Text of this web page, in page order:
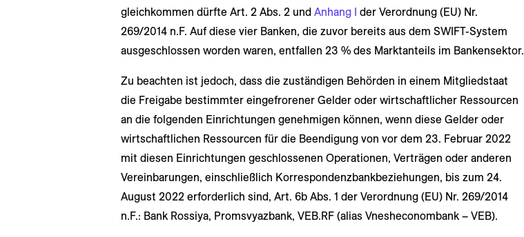
gleichkommen dürfte Art. 2 Abs. 2 und Anhang I der Verordnung (EU) Nr.
269/2014 n.F. Auf diese vier Banken, die zuvor bereits aus dem SWIFT-System
ausgeschlossen worden waren, entfallen 23 % des Marktanteils im Bankensektor.
Zu beachten ist jedoch, dass die zuständigen Behörden in einem Mitgliedstaat
die Freigabe bestimmter eingefrorener Gelder oder wirtschaftlicher Ressourcen
an die folgenden Einrichtungen genehmigen können, wenn diese Gelder oder
wirtschaftlichen Ressourcen für die Beendigung von vor dem 23. Februar 2022
mit diesen Einrichtungen geschlossenen Operationen, Verträgen oder anderen
Vereinbarungen, einschließlich Korrespondenzbankbeziehungen, bis zum 24.
August 2022 erforderlich sind, Art. 6b Abs. 1 der Verordnung (EU) Nr. 269/2014
n.F.: Bank Rossiya, Promsvyazbank, VEB.RF (alias Vnesheconombank – VEB).